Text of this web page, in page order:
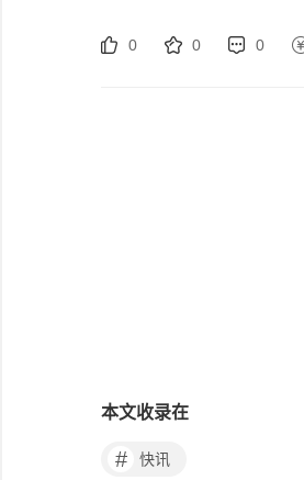
0 0 0
本文收录在
# 快讯